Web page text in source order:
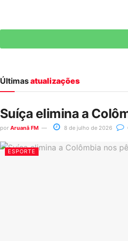
Últimasatualizações
Suíça elimina a
por Aruanã FM 8 de julho de 2026
ESPORTE